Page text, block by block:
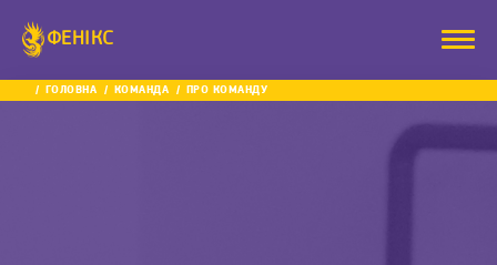
ФЕНІКС
ГОЛОВНА КОМАНДА ПРО КОМАНДУ